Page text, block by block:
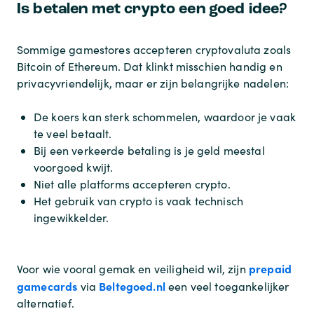
Is betalen met crypto een goed idee?
Sommige gamestores accepteren cryptovaluta zoals
Bitcoin of Ethereum. Dat klinkt misschien handig en
privacyvriendelijk, maar er zijn belangrijke nadelen:
De koers kan sterk schommelen, waardoor je vaak
te veel betaalt.
Bij een verkeerde betaling is je geld meestal
voorgoed kwijt.
Niet alle platforms accepteren crypto.
Het gebruik van crypto is vaak technisch
ingewikkelder.
Voor wie vooral gemak en veiligheid wil, zijn prepaid
gamecards via Beltegoed.nleen veel toegankelijker
alternatief.